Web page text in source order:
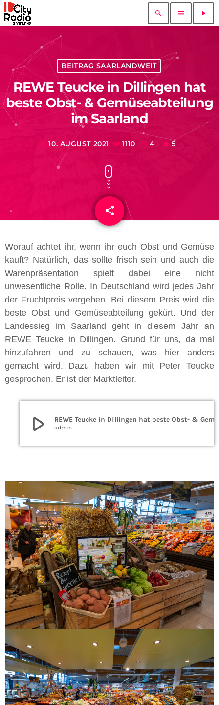
search menu play_arrow
BEITRAG SAARLANDWEIT
REWE Teucke in Dillingen hat
beste Obst- & Gemüseabteilung
im Saarland
today 10. AUGUST 2021 1110 4 5
share
email
Worauf achtet ihr, wenn ihr euch Obst und Gemüse
kauft? Natürlich, das sollte frisch sein und auch die
Warenpräsentation spielt dabei eine nicht
unwesentliche Rolle. In Deutschland wird jedes Jahr
der Fruchtpreis vergeben. Bei diesem Preis wird die
beste Obst und Gemüseabteilung gekürt. Und der
Landessieg im Saarland geht in diesem Jahr an
REWE Teucke in Dillingen. Grund für uns, da mal
hinzufahren und zu schauen, was hier anders
gemacht wird. Dazu haben wir mit Peter Teucke
gesprochen. Er ist der Marktleiter.
play_arrow admin